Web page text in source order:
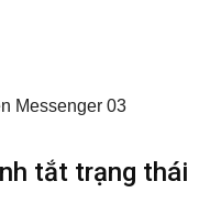
tắt trạng thái